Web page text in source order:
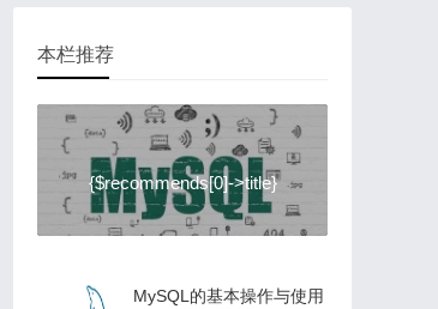
本栏推荐
{$recommends[0]->title}
MySQL的基本操作与使用